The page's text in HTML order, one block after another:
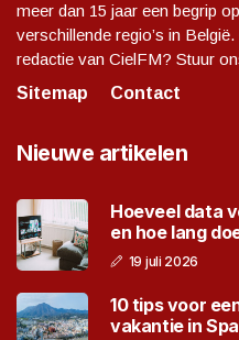
meer dan 15 jaar een begrip
verschillende regio’s in
redactie van CielFM? Stuur
Sitemap
Contact
Nieuwe artikelen
Hoeveel data
en hoe lang
19 juli 2026
10 tips voor
vakantie in